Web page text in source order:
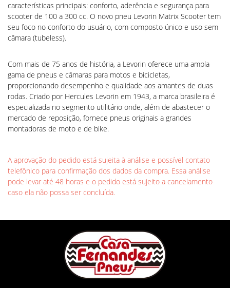
características principais: conforto, aderência e segurança para
scooter de 100 a 300 cc. O novo pneu Levorin Matrix Scooter tem
seu foco no conforto do usuário, com composto único e uso sem
câmara (tubeless).
Com mais de 75 anos de história, a Levorin oferece uma ampla
gama de pneus e câmaras para motos e bicicletas,
proporcionando desempenho e qualidade aos amantes de duas
rodas. Criado por Hercules Levorin em 1943, a marca brasileira é
especializada no segmento utilitário onde, além de abastecer o
mercado de reposição, fornece pneus originais a grandes
montadoras de moto e de bike.
A aprovação do pedido está sujeita à análise e possível contato
telefônico para confirmação dos dados da compra. Essa análise
pode levar até 48 horas e o pedido está sujeito a cancelamento
caso ela não possa ser concluída.